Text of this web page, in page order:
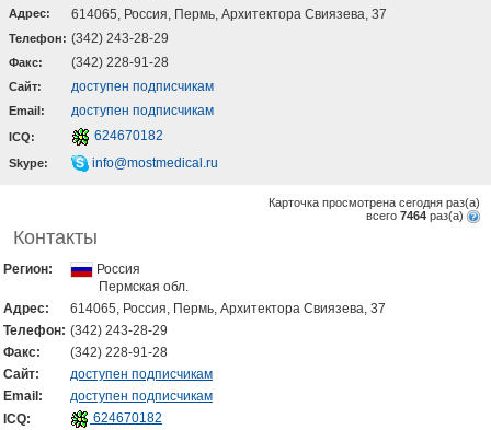
Адрес: 614065, Россия, Пермь, Архитектора Свиязева, 37
Телефон: (342) 243-28-29
Факс: (342) 228-91-28
Cайт: доступен подписчикам
Email: доступен подписчикам
ICQ: 624670182
Skype: info@mostmedical.ru
Карточка просмотрена сегодня раз(a)
всего 7464 раз(a)
Контакты
Регион:
Россия
Пермская обл.
Адрес:
614065, Россия, Пермь, Архитектора Свиязева, 37
Телефон: (342) 243-28-29
Факс:
(342) 228-91-28
Cайт:
доступен подписчикам
Email:
доступен подписчикам
ICQ:
624670182